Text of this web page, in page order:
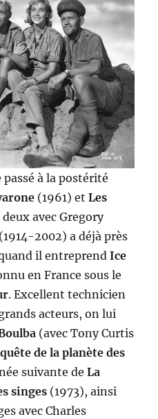
à la postérité
(1961) etLes
avec Gregory
2002) a déjà près
il entreprendIce
en France sous le
. Excellent technicien
acteurs, on lui
(avec Tony Curtis
de la planète des
suivante deLa
singes (1973), ainsi
avec Charles